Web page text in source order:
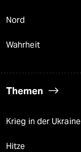
Nord
Wahrheit
Themen
Krieg in der Ukraine
Hitze